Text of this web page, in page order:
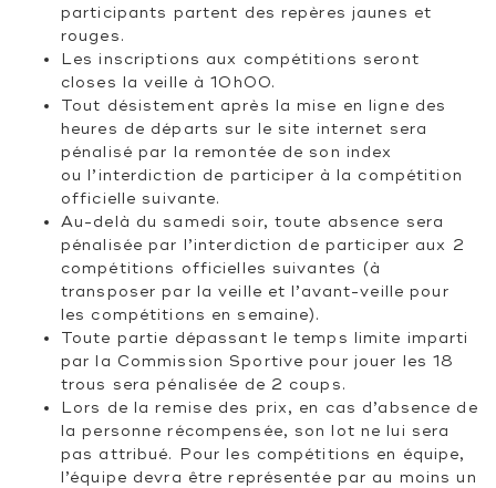
participants partent des repères jaunes et
rouges.
Les inscriptions aux compétitions seront
closes la veille à 10h00.
Tout désistement après la mise en ligne des
heures de départs sur le site internet sera
pénalisé par la remontée de son index
ou l’interdiction de participer à la compétition
officielle suivante.
Au-delà du samedi soir, toute absence sera
pénalisée par l’interdiction de participer aux 2
compétitions officielles suivantes (à
transposer par la veille et l’avant-veille pour
les compétitions en semaine).
Toute partie dépassant le temps limite imparti
par la Commission Sportive pour jouer les 18
trous sera pénalisée de 2 coups.
Lors de la remise des prix, en cas d’absence de
la personne récompensée, son lot ne lui sera
pas attribué. Pour les compétitions en équipe,
l’équipe devra être représentée par au moins un